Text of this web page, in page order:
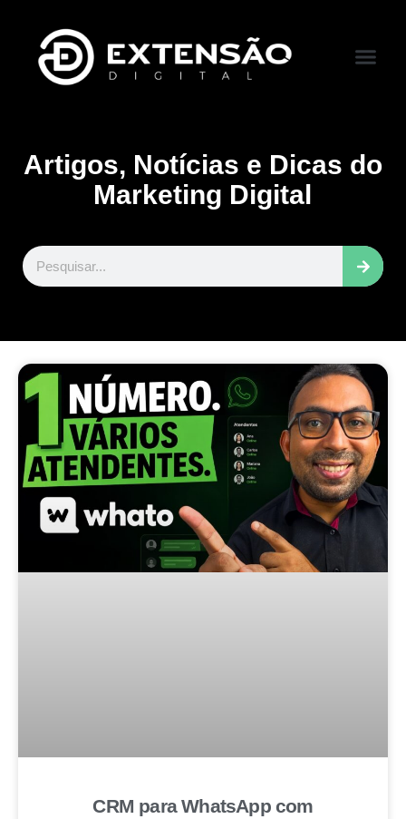
Artigos, Notícias e Dicas do
Marketing Digital
CRM para WhatsApp com